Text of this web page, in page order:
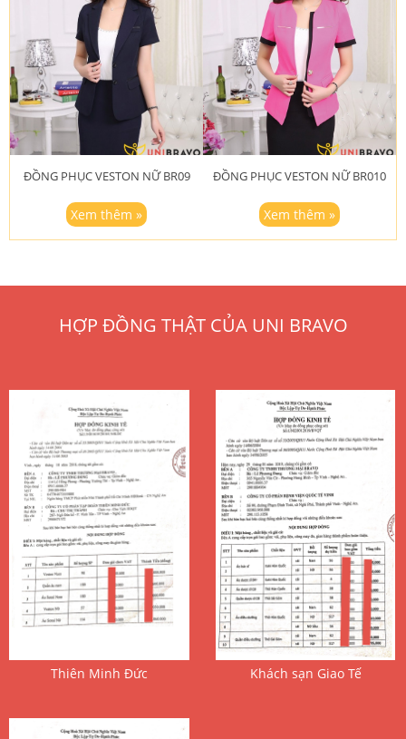
ĐỒNG PHỤC VESTON NỮ BR09
Xem thêm »
ĐỒNG PHỤC VESTON NỮ BR010
Xem thêm »
HỢP ĐỒNG THẬT CỦA UNI BRAVO
Khách sạn Giao Tế